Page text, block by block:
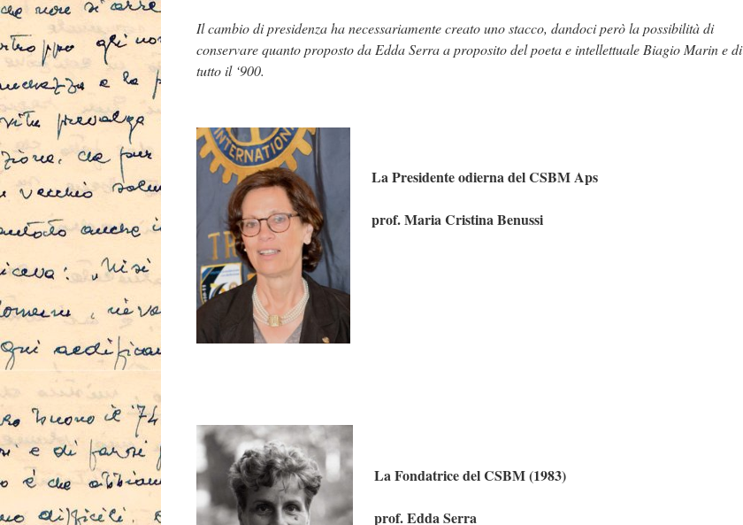
Il cambio di presidenza ha necessariamente creato uno stacco, dandoci però la possibilità di
conservare quanto proposto da Edda Serra a proposito del poeta e intellettuale Biagio Marin e di
tutto il ‘900.
La Presidente odierna del CSBM Aps
prof. Maria Cristina Benussi
La Fondatrice del CSBM (1983)
prof. Edda Serra